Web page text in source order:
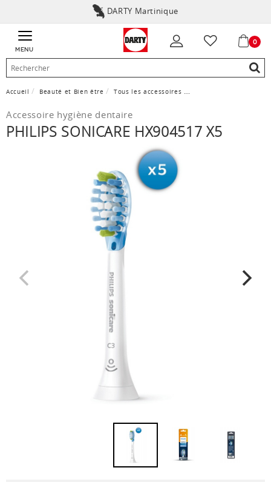
DARTY Martinique
MENU
0
Accueil Beauté et Bien être Tous les accessoires
Accessoire hygiène dentaire
PHILIPS SONICARE HX904517 X5